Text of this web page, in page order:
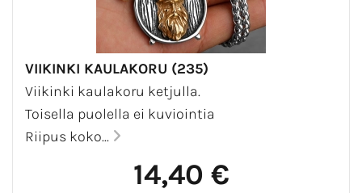
VIIKINKI KAULAKORU (235)
Viikinki kaulakoru ketjulla.
Toisella puolella ei kuviointia
Riipus koko...
14,40 €